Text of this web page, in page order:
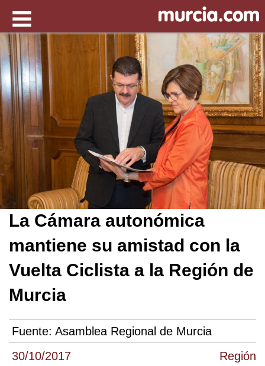
30/10/2017 Región
La Cámara autonómica
mantiene su amistad con la
Vuelta Ciclista a la Región de
Murcia
Fuente: Asamblea Regional de Murcia